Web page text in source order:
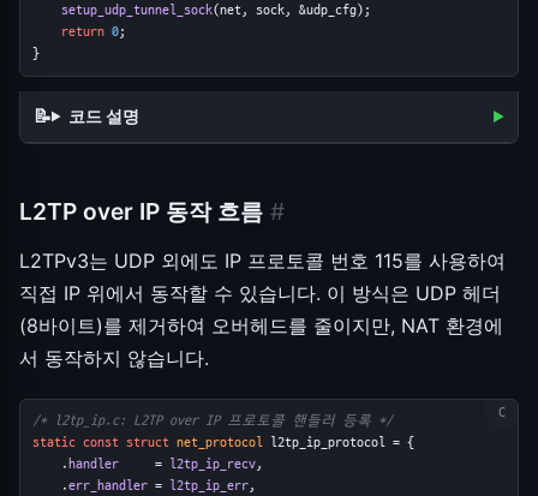
setup_udp_tunnel_sock(net, sock, &udp_cfg);
return 0;
}
코드 설명
L2TP over IP 동작 흐름 #
L2TPv3는 UDP 외에도 IP 프로토콜 번호 115를 사용하여
직접 IP 위에서 동작할 수 있습니다. 이 방식은 UDP 헤더
(8바이트)를 제거하여 오버헤드를 줄이지만, NAT 환경에
서 동작하지 않습니다.
/* l2tp_ip.c: L2TP over IP 프로토콜 핸들러 등록 */
static const struct net_protocol l2tp_ip_protocol = {
    .
handler
     =
l2tp_ip_recv,
    .
err_handler = l2tp_ip_err,